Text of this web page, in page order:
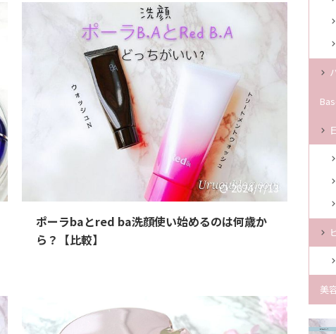
2024/7/13
ポーラbaとred ba洗顔使い始めるのは何歳か
ら？【比較】
美